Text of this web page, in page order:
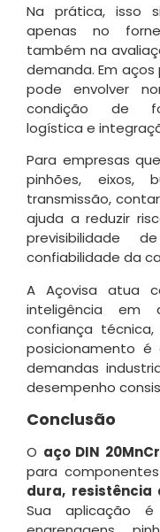
Na prática, isso
apenas no
também na
demanda. Em
pode envolver
condição de
logística e
Para empresas
pinhões, eixos,
transmissão,
ajuda a reduzir
previsibilidade
confiabilidade da
A Açovisa atua
inteligência em
confiança técnica,
posicionamento é
demandas
desempenho
Conclusão
O aço DIN
para
dura, resistência
Sua aplicação